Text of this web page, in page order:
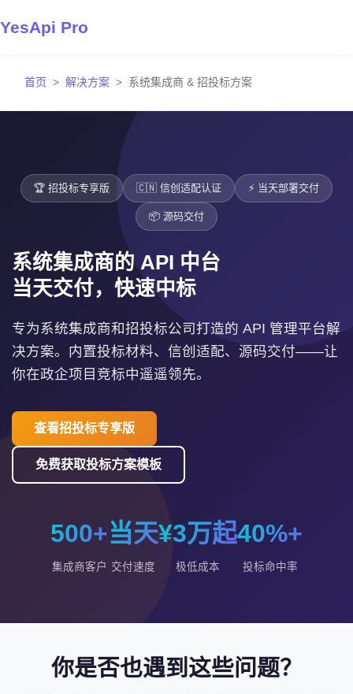
YesApi Pro
首页 解决方案 系统集成商 & 招投标方案
🏆 招投标专享版 🇨🇳 信创适配认证 ⚡ 当天部署交付
📦 源码交付
系统集成商的 API 中台
当天交付，快速中标
专为系统集成商和招投标公司打造的 API 管理平台解
决方案。内置投标材料、信创适配、源码交付——让
你在政企项目竞标中遥遥领先。
查看招投标专享版
免费获取投标方案模板
500+
集成商客户
当天
交付速度
¥3万起
极低成本
40%+
投标命中率
你是否也遇到这些问题？